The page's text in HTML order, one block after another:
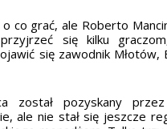
co grać, ale Roberto
się kilku
się zawodnik Młotów,
został pozyskany
ale nie stał się jeszcze